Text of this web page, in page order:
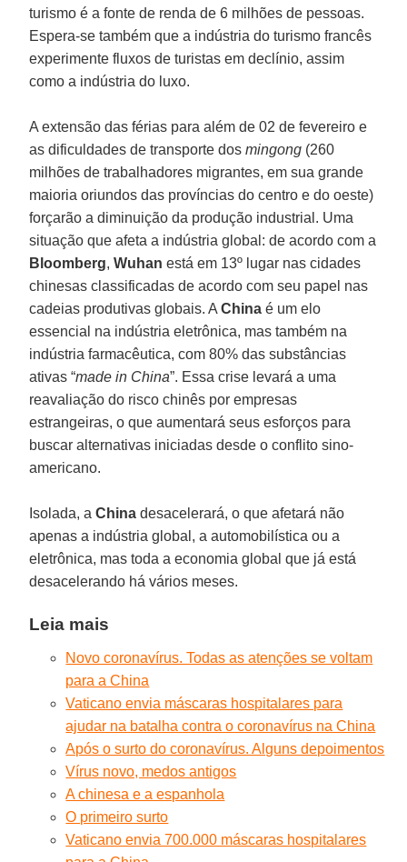
turismo é a fonte de renda de 6 milhões de pessoas.
Espera-se também que a indústria do turismo francês
experimente fluxos de turistas em declínio, assim
como a indústria do luxo.
A extensão das férias para além de 02 de fevereiro e
as dificuldades de transporte dosmingong (260
milhões de trabalhadores migrantes, em sua grande
maioria oriundos das províncias do centro e do oeste)
forçarão a diminuição da produção industrial. Uma
situação que afeta a indústria global: de acordo com a
Bloomberg,Wuhan está em 13º lugar nas cidades
chinesas classificadas de acordo com seu papel nas
cadeias produtivas globais. AChina é um elo
essencial na indústria eletrônica, mas também na
indústria farmacêutica, com 80% das substâncias
ativas “made in China”. Essa crise levará a uma
reavaliação do risco chinês por empresas
estrangeiras, o que aumentará seus esforços para
buscar alternativas iniciadas desde o conflito sino-
americano.
Isolada, aChina desacelerará, o que afetará não
apenas a indústria global, a automobilística ou a
eletrônica, mas toda a economia global que já está
desacelerando há vários meses.
Leia mais
Novo coronavírus. Todas as atenções se voltam
para a China
Vaticano envia máscaras hospitalares para
ajudar na batalha contra o coronavírus na China
Após o surto do coronavírus. Alguns depoimentos
Vírus novo, medos antigos
A chinesa e a espanhola
O primeiro surto
Vaticano envia 700.000 máscaras hospitalares